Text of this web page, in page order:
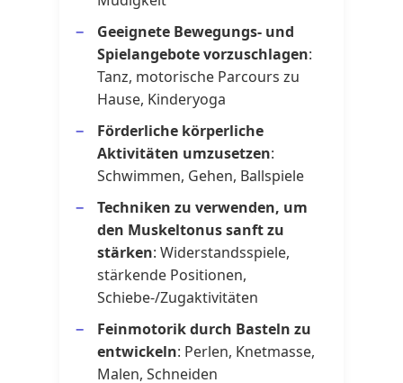
Geeignete Bewegungs- und
Spielangebote vorzuschlagen:
Tanz, motorische Parcours zu
Hause, Kinderyoga
Förderliche körperliche
Aktivitäten umzusetzen:
Schwimmen, Gehen, Ballspiele
Techniken zu verwenden, um
den Muskeltonus sanft zu
stärken: Widerstandsspiele,
stärkende Positionen,
Schiebe-/Zugaktivitäten
Feinmotorik durch Basteln zu
entwickeln: Perlen, Knetmasse,
Malen, Schneiden